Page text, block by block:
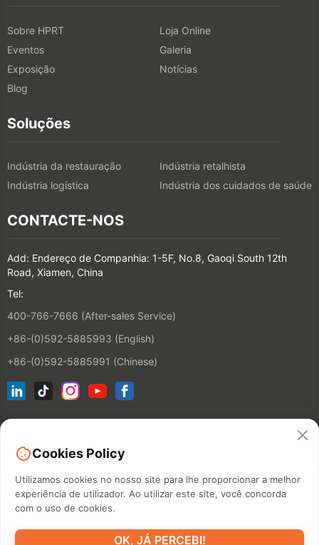
Sobre HPRT
Loja Online
Eventos
Galeria
Exposição
Notícias
Blog
Soluções
Indústria da restauração
Indústria retalhista
Indústria logística
Indústria dos cuidados de saúde
CONTACTE-NOS
Add: Endereço de Companhia: 1-5F, No.8, Gaoqi South 12th
Road, Xiamen, China
Tel:
400-766-7666 (After-sales Service)
+86-(0)592-5885993 (English)
+86-(0)592-5885991 (Chinese)
©2026 XIAMEN HANIN CO., LTD.POLÍTICA DE PRIVACIDADE
Cookies Policy
Utilizamos cookies no nosso site para lhe proporcionar a melhor
experiência de utilizador. Ao utilizar este site, você concorda
com o uso de cookies.
OK, JÁ PERCEBI!